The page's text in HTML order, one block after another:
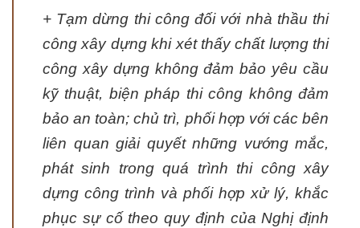
+ Tạm dừng thi công đối với nhà thầu thi
công xây dựng khi xét thấy chất lượng thi
công xây dựng không đảm bảo yêu cầu
kỹ thuật, biện pháp thi công không đảm
bảo an toàn; chủ trì, phối hợp với các bên
liên quan giải quyết những vướng mắc,
phát sinh trong quá trình thi công xây
dựng công trình và phối hợp xử lý, khắc
phục sự cố theo quy định của Nghị định